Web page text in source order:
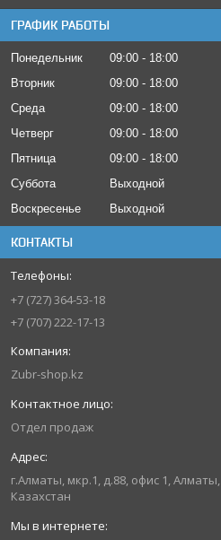
ГРАФИК РАБОТЫ
Понедельник 09:00
18:00
Вторник
09:00
18:00
Среда
09:00
18:00
Четверг
09:00
18:00
Пятница
09:00
18:00
Суббота
Выходной
Воскресенье
Выходной
КОНТАКТЫ
+7 (727) 364-53-18
+7 (707) 222-17-13
Zubr-shop.kz
Отдел продаж
г.Алматы, мкр.1, д.88, офис 1, Алматы,
Казахстан